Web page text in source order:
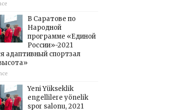
В Саратове по
Народной
программе «Единой
России»-2021
адаптивный спортзал
Yeni Yükseklik
engellilere yönelik
spor salonu, 2021